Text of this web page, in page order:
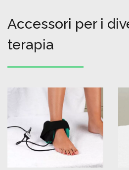
Accessori per i
terapia